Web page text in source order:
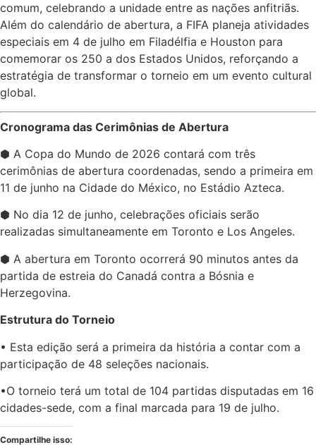
comum, celebrando a unidade entre as nações anfitriãs.
Além do calendário de abertura, a FIFA planeja atividades
especiais em 4 de julho em Filadélfia e Houston para
comemorar os 250 a dos Estados Unidos, reforçando a
estratégia de transformar o torneio em um evento cultural
global.
Cronograma das Cerimônias de Abertura
⬢ A Copa do Mundo de 2026 contará com três
cerimônias de abertura coordenadas, sendo a primeira em
11 de junho na Cidade do México, no Estádio Azteca.
⬢ No dia 12 de junho, celebrações oficiais serão
realizadas simultaneamente em Toronto e Los Angeles.
⬢ A abertura em Toronto ocorrerá 90 minutos antes da
partida de estreia do Canadá contra a Bósnia e
Herzegovina.
Estrutura do Torneio
• Esta edição será a primeira da história a contar com a
participação de 48 seleções nacionais.
•O torneio terá um total de 104 partidas disputadas em 16
cidades-sede, com a final marcada para 19 de julho.
Compartilhe isso: